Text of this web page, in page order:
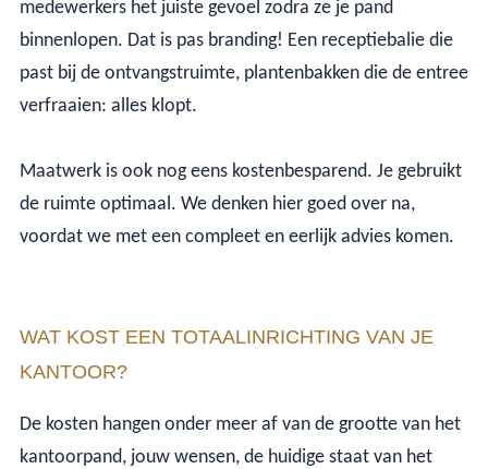
medewerkers het juiste gevoel zodra ze je pand
binnenlopen. Dat is pas branding! Een receptiebalie die
past bij de ontvangstruimte, plantenbakken die de entree
verfraaien: alles klopt.
Maatwerk is ook nog eens kostenbesparend. Je gebruikt
de ruimte optimaal. We denken hier goed over na,
voordat we met een compleet en eerlijk advies komen.
WAT KOST EEN TOTAALINRICHTING VAN JE
KANTOOR?
De kosten hangen onder meer af van de grootte van het
kantoorpand, jouw wensen, de huidige staat van het